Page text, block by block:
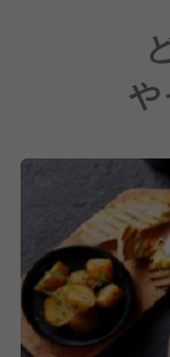
や